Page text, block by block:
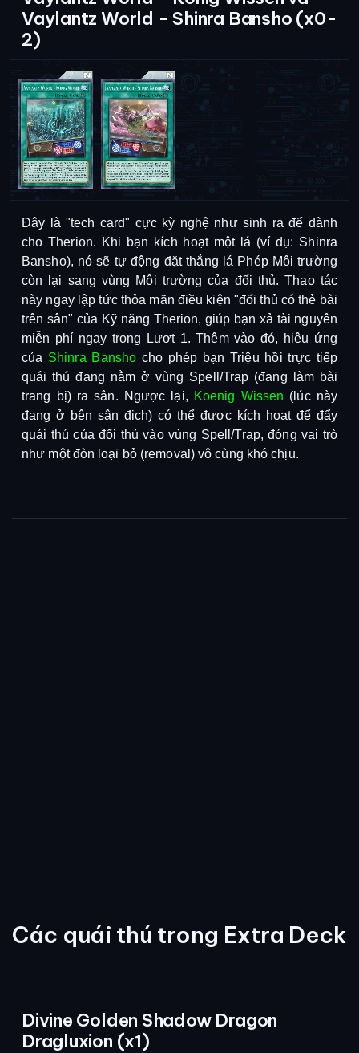
Vaylantz World - Shinra Bansho (x0-
2)
Đây là "tech card" cực kỳ nghệ như sinh ra để dành
cho Therion. Khi bạn kích hoạt một lá (ví dụ: Shinra
Bansho), nó sẽ tự động đặt thẳng lá Phép Môi trường
còn lại sang vùng Môi trường của đối thủ. Thao tác
này ngay lập tức thỏa mãn điều kiện "đối thủ có thẻ bài
trên sân" của Kỹ năng Therion, giúp bạn xả tài nguyên
miễn phí ngay trong Lượt 1. Thêm vào đó, hiệu ứng
của Shinra Bansho cho phép bạn Triệu hồi trực tiếp
quái thú đang nằm ở vùng Spell/Trap (đang làm bài
trang bị) ra sân. Ngược lại, Koenig Wissen (lúc này
đang ở bên sân địch) có thể được kích hoạt để đẩy
quái thú của đối thủ vào vùng Spell/Trap, đóng vai trò
như một đòn loại bỏ (removal) vô cùng khó chịu.
Các quái thú trong Extra Deck
Divine Golden Shadow Dragon
Dragluxion (x1)